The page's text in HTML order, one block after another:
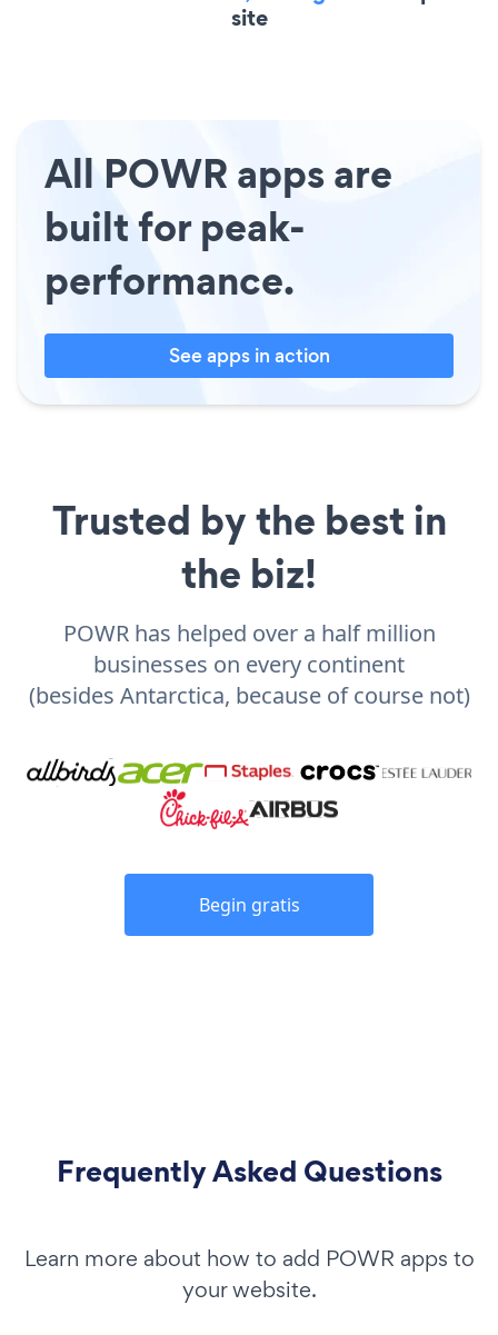
site
All POWR apps are
built for peak-
performance.
See apps in action
Trusted by the best in
the biz!
POWR has helped over a half million
businesses on every continent
(besides Antarctica, because of course not)
Begin gratis
Frequently Asked Questions
Learn more about how to add POWR apps to
your website.